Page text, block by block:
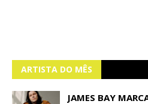
ARTISTA DO MÊS
JAMES BAY